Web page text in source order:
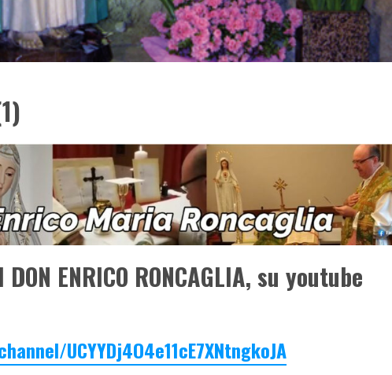
DON ENRICO RONCAGLIA, su youtube
UCYYDj4O4e11cE7XNtngkoJA